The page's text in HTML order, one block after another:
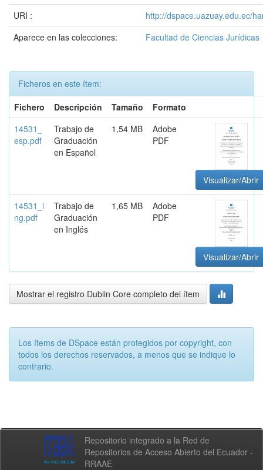
URI :
http://dspace.uazuay.edu.ec/
Aparece en las colecciones:
Facultad de Ciencias Jurídicas
Ficheros en este ítem:
Fichero
Descripción Tamaño
Formato
14531_
esp.pdf
Trabajo de
Graduación
en Español
1,54 MB
Adobe
PDF
Visualizar/Abrir
14531_i
ng.pdf
Trabajo de
Graduación
en Inglés
1,65 MB
Adobe
PDF
Visualizar/Abrir
Mostrar el registro Dublin Core completo del ítem
Los ítems de DSpace están protegidos por copyright, con
todos los derechos reservados, a menos que se indique lo
contrario.
Repositorio integrado a la Red de
Repositorios de Acceso Abierto del Ecuador -
RRAAE